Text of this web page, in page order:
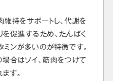
持をサポートし、代謝を
促進するため、たんぱく
ンが多いのが特徴です。
合はソイ、筋肉をつけて
す。